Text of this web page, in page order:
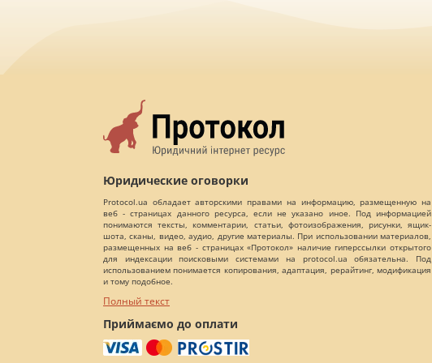
Юридические оговорки
Protocol.ua обладает авторскими правами на информацию, размещенную на
веб - страницах данного ресурса, если не указано иное. Под информацией
понимаются тексты, комментарии, статьи, фотоизображения, рисунки, ящик-
шота, сканы, видео, аудио, другие материалы. При использовании материалов,
размещенных на веб - страницах «Протокол» наличие гиперссылки открытого
для индексации поисковыми системами на protocol.ua обязательна. Под
использованием понимается копирования, адаптация, рерайтинг, модификация
и тому подобное.
Полный текст
Приймаємо до оплати